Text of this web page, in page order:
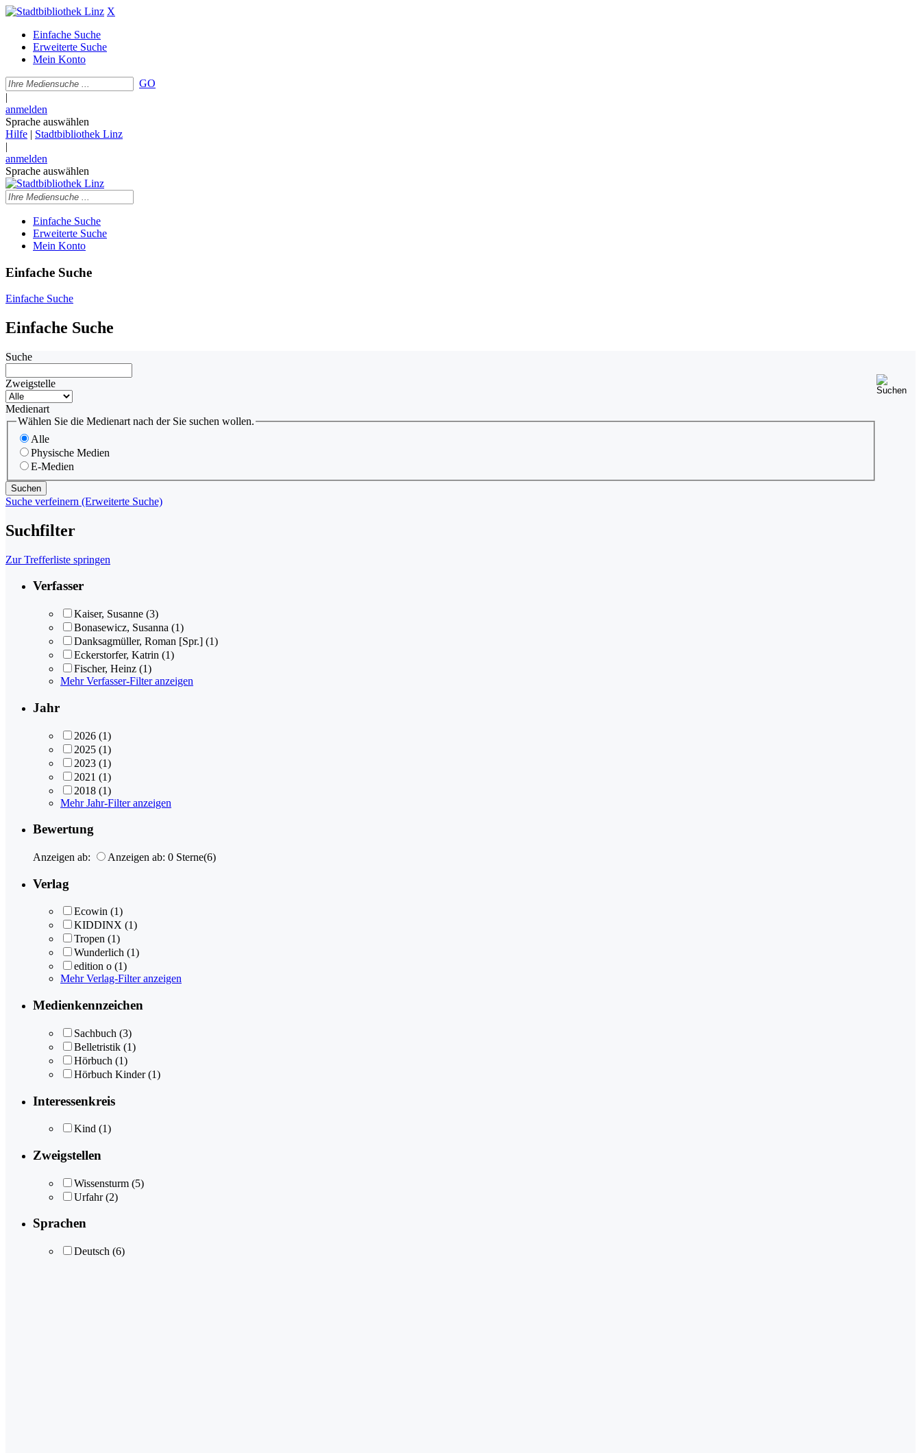
X
Einfache Suche
Erweiterte Suche
Mein Konto
GO
|
anmelden
Sprache auswählen
Hilfe | Stadtbibliothek Linz
|
anmelden
Sprache auswählen
Einfache Suche
Erweiterte Suche
Mein Konto
Einfache Suche
Einfache Suche
Einfache Suche
Suche
Zweigstelle
Medienart
Wählen Sie die Medienart nach der Sie suchen wollen.
Alle
Physische Medien
E-Medien
Suche verfeinern (Erweiterte Suche)
Suchfilter
Zur Trefferliste springen
Verfasser
Kaiser, Susanne (3)
Bonasewicz, Susanna (1)
Danksagmüller, Roman [Spr.] (1)
Eckerstorfer, Katrin (1)
Fischer, Heinz (1)
Mehr Verfasser-Filter anzeigen
Jahr
2026 (1)
2025 (1)
2023 (1)
2021 (1)
2018 (1)
Mehr Jahr-Filter anzeigen
Bewertung
Anzeigen ab: Anzeigen ab: 0 Sterne(6)
Verlag
Ecowin (1)
KIDDINX (1)
Tropen (1)
Wunderlich (1)
edition o (1)
Mehr Verlag-Filter anzeigen
Medienkennzeichen
Sachbuch (3)
Belletristik (1)
Hörbuch (1)
Hörbuch Kinder (1)
Interessenkreis
Kind (1)
Zweigstellen
Wissensturm (5)
Urfahr (2)
Sprachen
Deutsch (6)